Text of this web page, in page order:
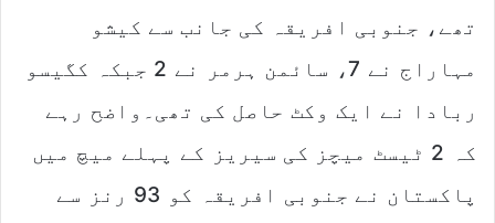
تھے، جنوبی افریقہ کی جانب سے کیشو
مہاراج نے 7، سائمن ہرمر نے 2 جبکہ کگیسو
ربادا نے ایک وکٹ حاصل کی تھی۔واضح رہے
کہ 2 ٹیسٹ میچز کی سیریز کے پہلے میچ میں
پاکستان نے جنوبی افریقہ کو 93 رنز سے